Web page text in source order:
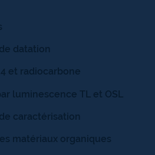
datation
et radiocarbone
luminescence TL et OSL
caractérisation
matériaux organiques